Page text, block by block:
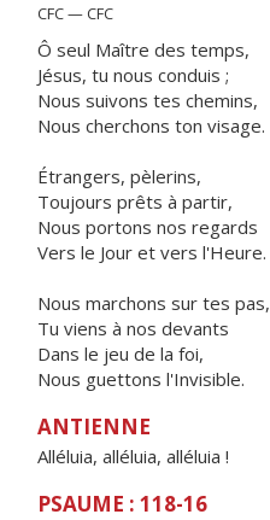
CFC — CFC
Ô seul Maître des temps,
Jésus, tu nous conduis ;
Nous suivons tes chemins,
Nous cherchons ton visage.
Étrangers, pèlerins,
Toujours prêts à partir,
Nous portons nos regards
Vers le Jour et vers l'Heure.
Nous marchons sur tes pas,
Tu viens à nos devants
Dans le jeu de la foi,
Nous guettons l'Invisible.
ANTIENNE
Alléluia, alléluia, alléluia !
PSAUME : 118-16